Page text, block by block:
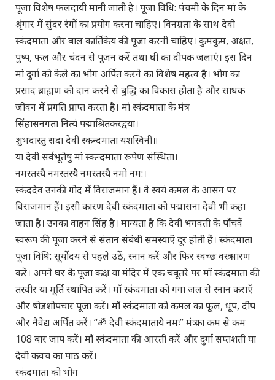
पूजा विशेष फलदायी मानी जाती है। पूजा विधि: पंचमी के दिन मां के
श्रृंगार में सुंदर रंगों का प्रयोग करना चाहिए। विनम्रता के साथ देवी
स्कंदमाता और बाल कार्तिकेय की पूजा करनी चाहिए। कुमकुम, अक्षत,
पुष्प, फल और चंदन से पूजन करें तथा घी का दीपक जलाएं। इस दिन
मां दुर्गा को केले का भोग अर्पित करने का विशेष महत्व है। भोग का
प्रसाद ब्राह्मण को दान करने से बुद्धि का विकास होता है और साधक
जीवन में प्रगति प्राप्त करता है। मां स्कंदमाता के मंत्र
सिंहासनगता नित्यं पद्माश्रितकरद्वया।
शुभदास्तु सदा देवी स्कन्दमाता यशस्विनी॥
या देवी सर्वभूतेषु मां स्कन्दमाता रूपेण संस्थिता।
नमस्तस्यै नमस्तस्यै नमस्तस्यै नमो नम:।
स्कंददेव उनकी गोद में विराजमान हैं। वे स्वयं कमल के आसन पर
विराजमान हैं। इसी कारण देवी स्कंदमाता को पद्मासना देवी भी कहा
जाता है। उनका वाहन सिंह है। मान्यता है कि देवी भगवती के पाँचवें
स्वरूप की पूजा करने से संतान संबंधी समस्याएँ दूर होती हैं। स्कंदमाता
पूजा विधि: सूर्योदय से पहले उठें, स्नान करें और फिर स्वच्छ वस्त्र धारण
करें। अपने घर के पूजा कक्ष या मंदिर में एक चबूतरे पर माँ स्कंदमाता की
तस्वीर या मूर्ति स्थापित करें। माँ स्कंदमाता को गंगा जल से स्नान कराएँ
और षोडशोपचार पूजा करें। माँ स्कंदमाता को कमल का फूल, धूप, दीप
और नैवेद्य अर्पित करें। “ॐ देवी स्कंदमाताये नमः” मंत्र का कम से कम
108 बार जाप करें। माँ स्कंदमाता की आरती करें और दुर्गा सप्तशती या
देवी कवच का पाठ करें।
स्कंदमाता को भोग